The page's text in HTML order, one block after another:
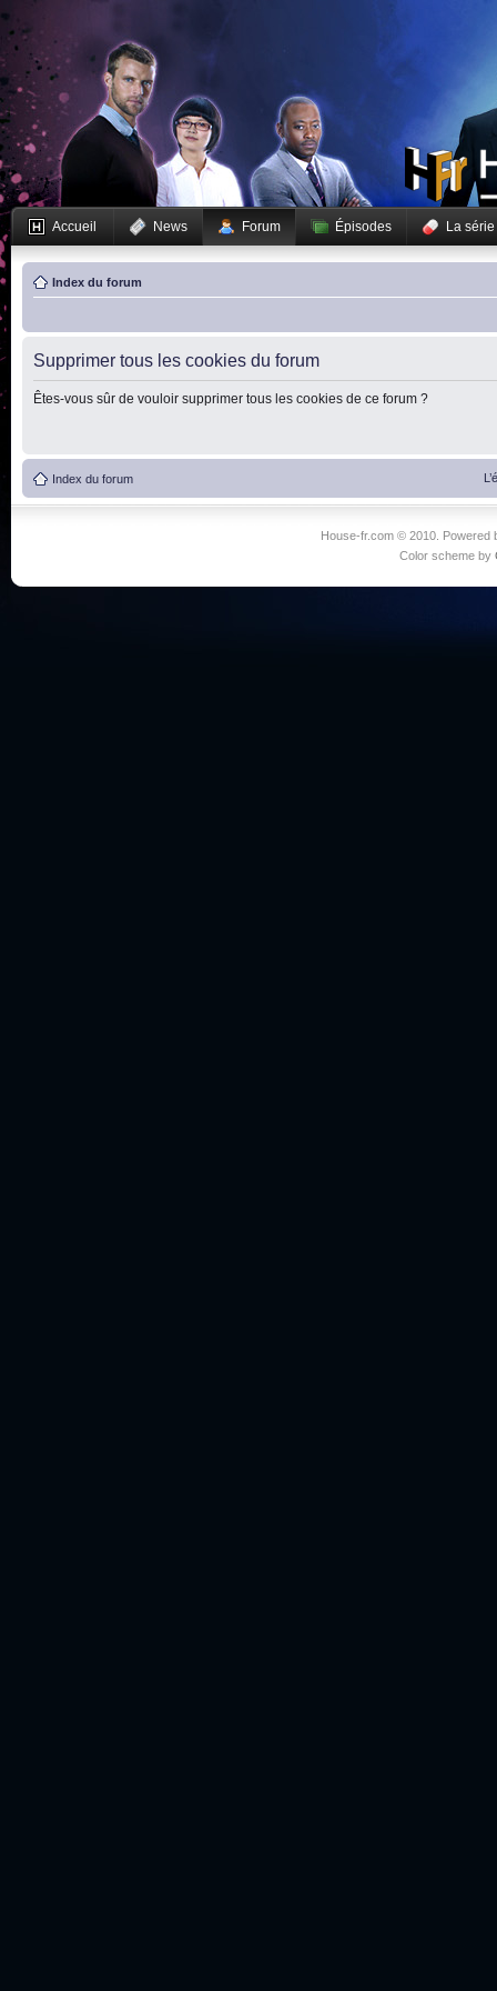
Accueil News Forum Épisodes La série
Index du forum
Supprimer tous les cookies du forum
Êtes-vous sûr de vouloir supprimer tous les cookies de ce forum ?
Index du forum
House-fr.com © 2010. Powered
Color scheme by